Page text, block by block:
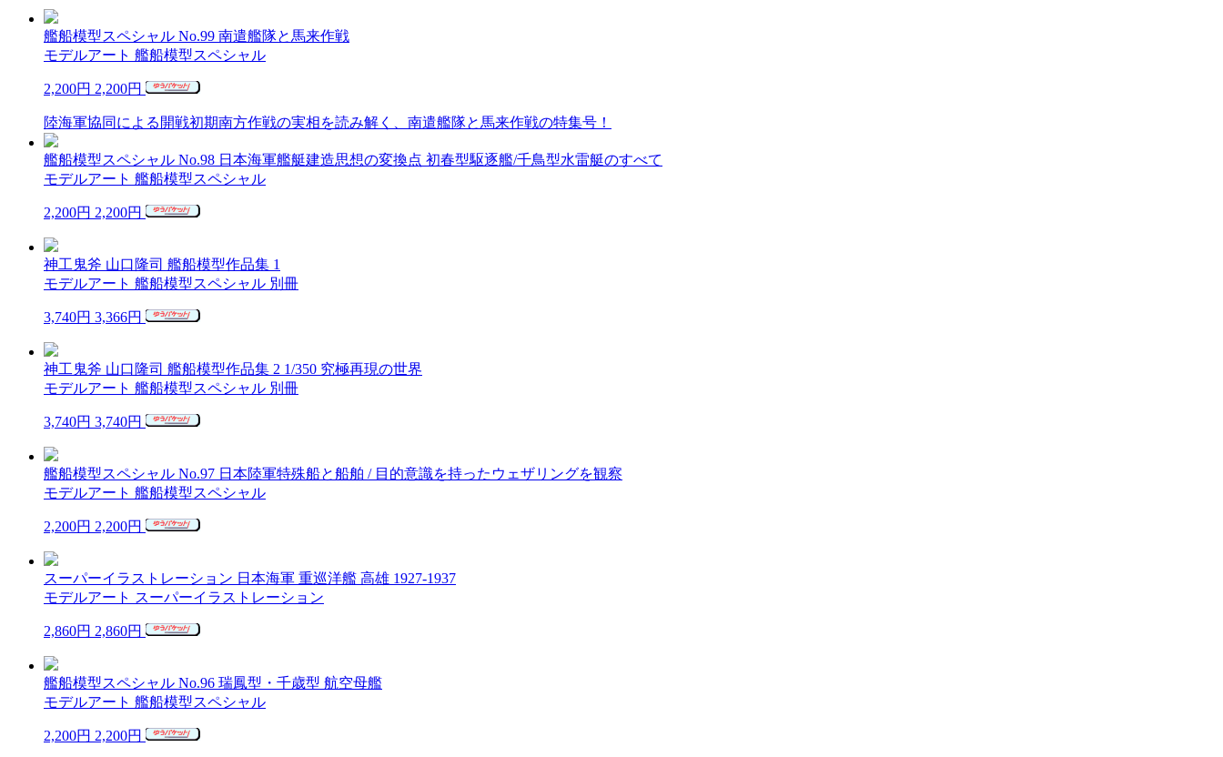
艦船模型スペシャル No.99 南遣艦隊と馬来作戦
モデルアート 艦船模型スペシャル
2,200円 2,200円
陸海軍協同による開戦初期南方作戦の実相を読み解く、南遣艦隊と馬来作戦の特集号！
艦船模型スペシャル No.98 日本海軍艦艇建造思想の変換点 初春型駆逐艦/千鳥型水雷艇のすべて
モデルアート 艦船模型スペシャル
2,200円 2,200円
神工鬼斧 山口隆司 艦船模型作品集 1
モデルアート 艦船模型スペシャル 別冊
3,740円 3,366円
神工鬼斧 山口隆司 艦船模型作品集 2 1/350 究極再現の世界
モデルアート 艦船模型スペシャル 別冊
3,740円 3,740円
艦船模型スペシャル No.97 日本陸軍特殊船と船舶 / 目的意識を持ったウェザリングを観察
モデルアート 艦船模型スペシャル
2,200円 2,200円
スーパーイラストレーション 日本海軍 重巡洋艦 高雄 1927-1937
モデルアート スーパーイラストレーション
2,860円 2,860円
艦船模型スペシャル No.96 瑞鳳型・千歳型 航空母艦
モデルアート 艦船模型スペシャル
2,200円 2,200円